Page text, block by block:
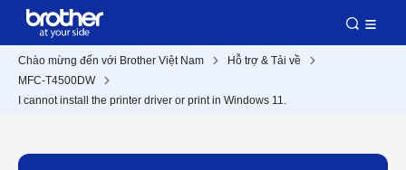
Chào mừng đến với Brother Việt Nam
Hỗ trợ & Tải về
MFC-T4500DW
I cannot install the printer driver or print in Windows 11.